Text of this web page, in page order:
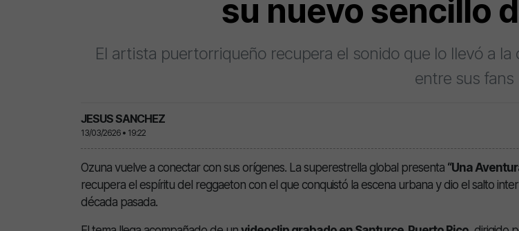
su nuevo sencillo
El artista puertorriqueño recupera el sonido que lo llevó a
entre sus fans
JESUS SANCHEZ
13/03/2626 • 19:22
Ozuna vuelve a conectar con sus orígenes. La superestrella global presenta “Una
recupera el espíritu del reggaeton con el que conquistó la escena urbana y dio el salto
década pasada.